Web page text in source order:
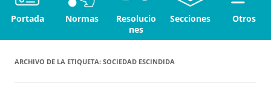
Portada Normas
Resolucio
nes
Secciones Otros
ARCHIVO DE LA ETIQUETA: SOCIEDAD ESCINDIDA